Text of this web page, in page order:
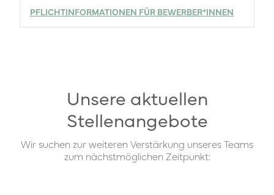
PFLICHTINFORMATIONEN FÜR BEWERBER*INNEN
Unsere aktuellen
Stellenangebote
Wir suchen zur weiteren Verstärkung unseres Teams
zum nächstmöglichen Zeitpunkt: